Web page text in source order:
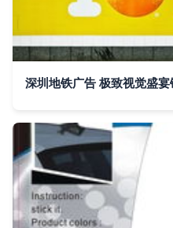
深圳地铁广告 极致视觉盛